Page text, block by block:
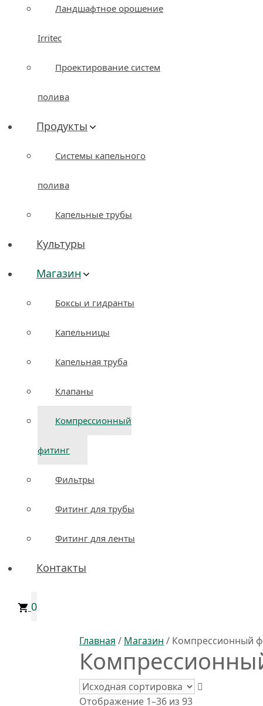
Ландшафтное орошение
Irritec
Проектирование систем
полива
Продукты
Системы капельного
полива
Капельные трубы
Культуры
Магазин
Боксы и гидранты
Капельницы
Капельная труба
Клапаны
Компрессионный
фитинг
Фильтры
Фитинг для трубы
Фитинг для ленты
Контакты
0
Главная / Магазин / Компрессионный
Отображение 1–36 из 93